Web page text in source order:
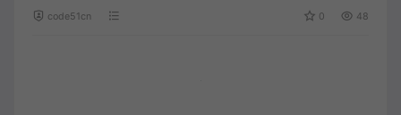
code51cn 0 48